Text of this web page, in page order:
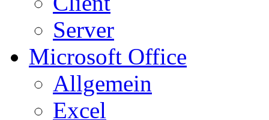
Server
Microsoft Office
Allgemein
Excel